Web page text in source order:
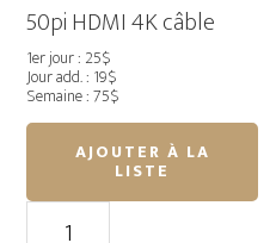
50pi HDMI 4K câble
1er jour : 25$
Jour add. : 19$
Semaine : 75$
AJOUTER À LA
LISTE
quantité